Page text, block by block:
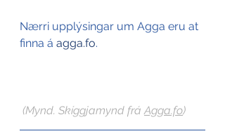
Nærri upplýsingar um Agga eru at
finna á agga.fo.
(Mynd. Skíggjamynd frá Agga.fo)